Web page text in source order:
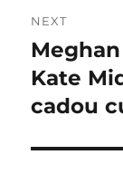
NEXT
Next
post:
Kate
cadou